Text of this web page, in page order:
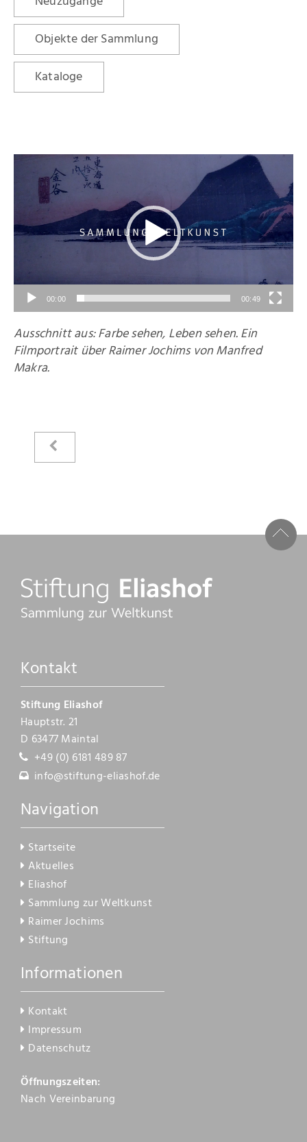
Objekte der Sammlung
Kataloge
Video-
Player
00:00 00:49
Ausschnitt aus: Farbe sehen, Leben sehen. Ein
Filmportrait über Raimer Jochims von Manfred
Makra.
Kontakt
Stiftung Eliashof
Hauptstr. 21
D 63477 Maintal
+49 (0) 6181 489 87
info@stiftung-eliashof.de
Navigation
Startseite
Aktuelles
Eliashof
Sammlung zur Weltkunst
Raimer Jochims
Stiftung
Informationen
Kontakt
Impressum
Datenschutz
Öffnungszeiten:
Nach Vereinbarung